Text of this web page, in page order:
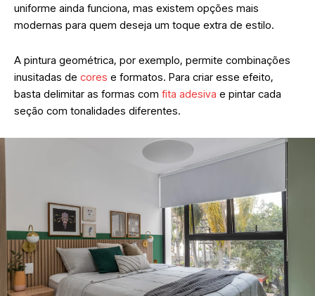
uniforme ainda funciona, mas existem opções mais
modernas para quem deseja um toque extra de estilo.
A pintura geométrica, por exemplo, permite combinações
inusitadas de cores e formatos. Para criar esse efeito,
basta delimitar as formas com fita adesiva e pintar cada
seção com tonalidades diferentes.